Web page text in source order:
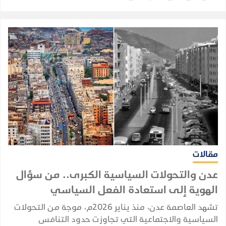
مقالات
عدن والتحولات السياسية الكبرى.. من سؤال
الهوية إلى استعادة الفعل السياسي
تشهد العاصمة عدن، منذ يناير 2026م، موجة من التحولات
السياسية والاجتماعية التي تجاوزت حدود التنافس